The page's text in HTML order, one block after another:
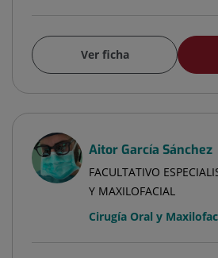
Ver ficha
Aitor García Sánchez
FACULTATIVO
Y MAXILOFACIAL
Cirugía Oral y